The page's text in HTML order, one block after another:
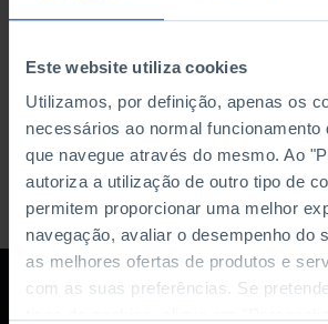
Este website utiliza cookies
Utilizamos, por definição, apenas os
necessários ao normal funcionamento
que navegue através do mesmo. Ao
autoriza a utilização de outro tipo de
permitem proporcionar uma melhor
navegação, avaliar o desempenho do
as melhores ofertas de produtos e
com as suas preferências. Se